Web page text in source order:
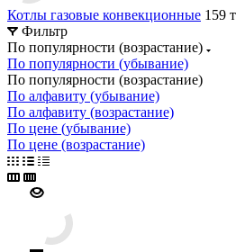
Котлы газовые конвекционные 159
Фильтр
По популярности (возрастание)
По популярности (убывание)
По популярности (возрастание)
По алфавиту (убывание)
По алфавиту (возрастание)
По цене (убывание)
По цене (возрастание)